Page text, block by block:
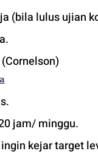
(bila lulus ujian
jam/ minggu.
kejar target